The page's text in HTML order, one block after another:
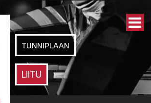
TUNNIPLAAN
LIITU